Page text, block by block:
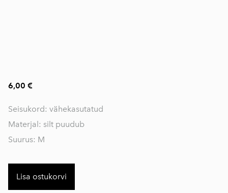
6,00 €
Seisukord: vähekasutatud
Materjal: silt puudub
Suurus: M
Lisa ostukorvi